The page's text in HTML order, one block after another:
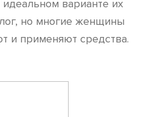
варианте их
но многие женщины
и применяют средства.